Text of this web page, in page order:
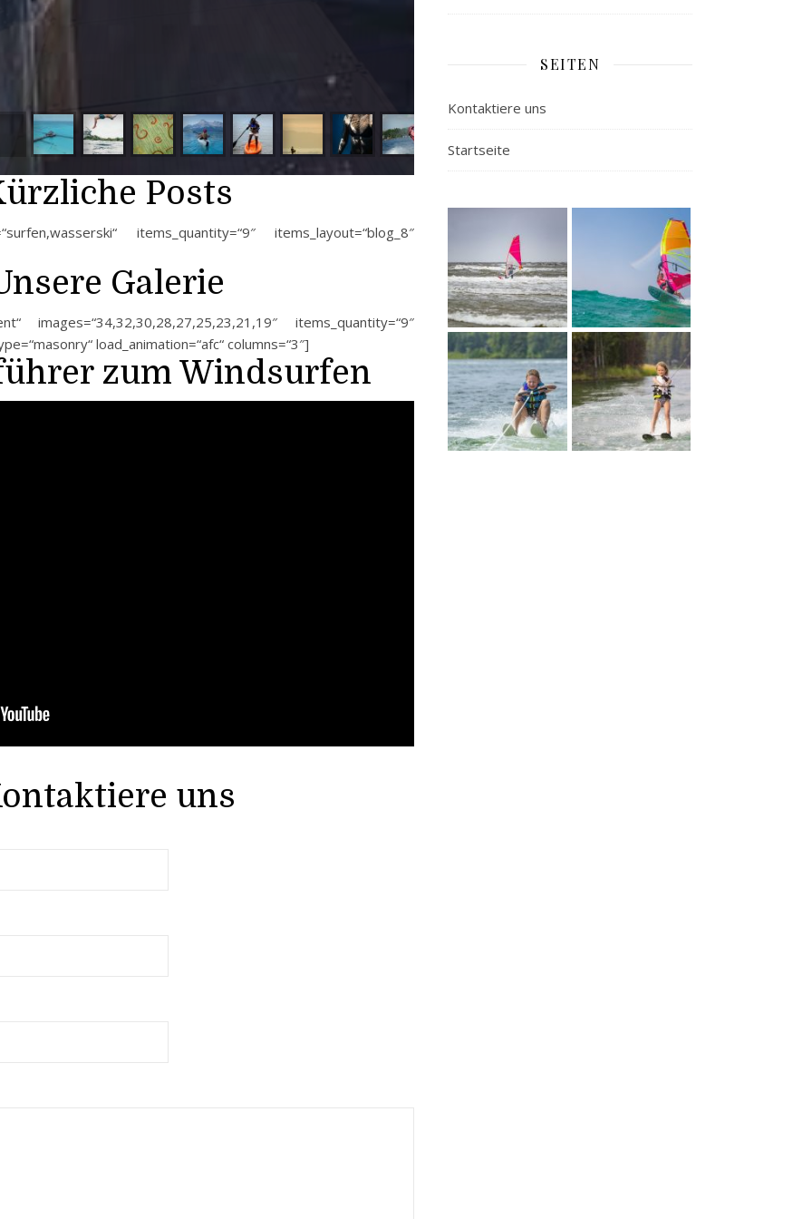
Posts
items_quantity=“9″ items_layout=“blog_8″
Galerie
images=“34,32,30,28,27,25,23,21,19″ items_quantity=“9″
load_animation=“afc“ columns=“3″]
zum Windsurfen
uns
SEITEN
Kontaktiere uns
Startseite